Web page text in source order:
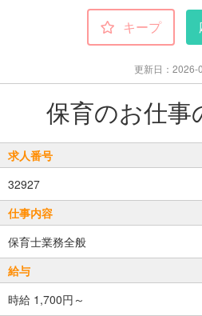
キープ
更新日：2026-
保育のお仕事
求人番号
32927
仕事内容
保育士業務全般
給与
時給 1,700円～